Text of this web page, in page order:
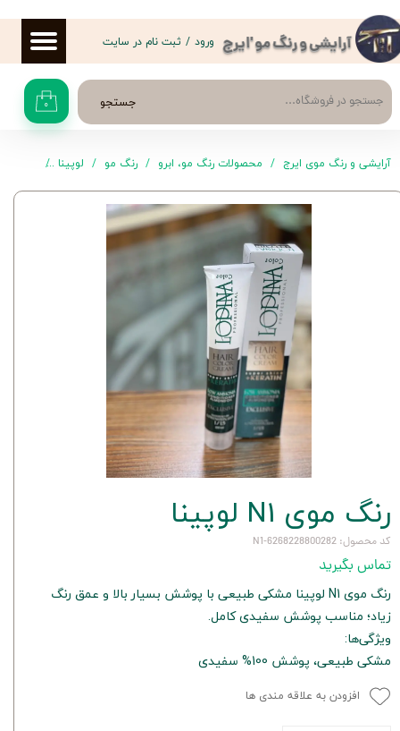
آرایشی و رنگ مو 'ایرج
جستجو ۰
ورود / ثبت نام در سایت
حساب کاربری من
تغییر گذر واژه
سفارشات
خروج از حساب کاربری
آرایشی و رنگ موی ایرج محصولات رنگ مو، ابرو رنگ مو لوپینا
رنگ موی N1 لوپینا
کد محصول: 6268228800282-N1
تماس بگیرید
رنگ موی N1 لوپینا مشکی طبیعی با پوشش بسیار بالا و عمق رنگ
زیاد؛ مناسب پوشش سفیدی کامل.
ویژگی‌ها:
مشکی طبیعی، پوشش 100% سفیدی
افزودن به علاقه مندی ها